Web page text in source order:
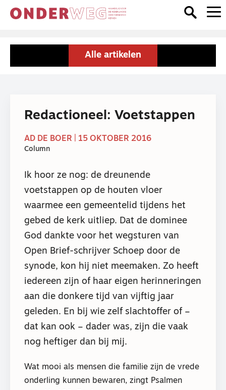
Alle artikelen
Redactioneel: Voetstappen
AD DE BOER | 15 OKTOBER 2016
Column
Ik hoor ze nog: de dreunende
voetstappen op de houten vloer
waarmee een gemeentelid tijdens het
gebed de kerk uitliep. Dat de dominee
God dankte voor het wegsturen van
Open Brief-schrijver Schoep door de
synode, kon hij niet meemaken. Zo heeft
iedereen zijn of haar eigen herinneringen
aan die donkere tijd van vijftig jaar
geleden. En bij wie zelf slachtoffer of –
dat kan ook – dader was, zijn die vaak
nog heftiger dan bij mij.
Wat mooi als mensen die familie zijn de vrede
onderling kunnen bewaren, zingt Psalmen